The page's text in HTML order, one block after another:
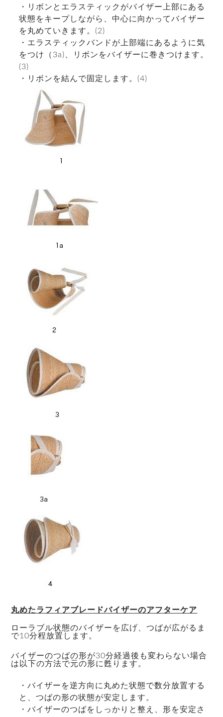
・リボンとエラスティックがバイザー上部にある
状態をキープしながら、中心に向かってバイザー
を丸めていきます。(2)
・エラスティックバンドが上部端にあるように気
をつけ（3a)、リボンをバイザーに巻きつけます。
(3)
・リボンを結んで固定します。(4)
丸めたラフィアブレードバイザーのアフターケア
ローラブル状態のバイザーを広げ、つばが広がるま
で10分程放置します。
バイザーのつばの形が30分経過後も変わらない場合
は以下の方法で元の形に甦ります。
・バイザーを逆方向に丸めた状態で数分放置する
と、つばの形の状態が安定します。
・バイザーのつばをしっかりと整え、形を安定さ